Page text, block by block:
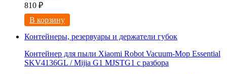
810 ₽
В корзину
Контейнеры, резервуары и держатели губок
Контейнер для пыли Xiaomi Robot Vacuum-Mop Essential
SKV4136GL / Mijia G1 MJSTG1 с разбора